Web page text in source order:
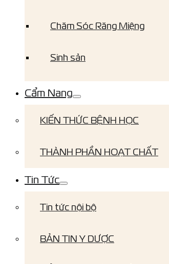
Chăm Sóc Răng Miệng
Sinh sản
Cẩm Nang
KIẾN THỨC BỆNH HỌC
THÀNH PHẦN HOẠT CHẤT
Tin Tức
Tin tức nội bộ
BẢN TIN Y DƯỢC